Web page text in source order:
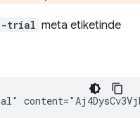
trial meta etiketinde